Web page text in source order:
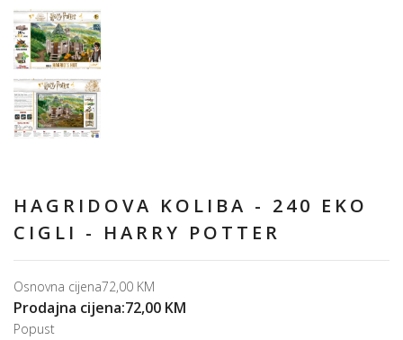
HAGRIDOVA KOLIBA - 240 EKO
CIGLI - HARRY POTTER
Osnovna cijena72,00 KM
Prodajna cijena:72,00 KM
Popust